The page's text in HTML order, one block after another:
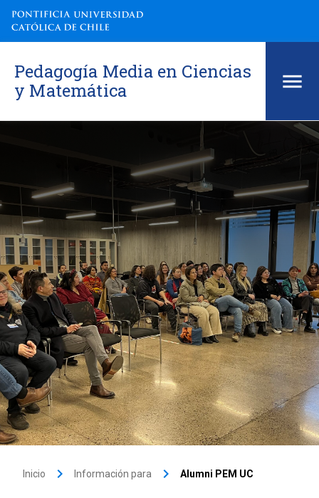
Pedagogía Media en Ciencias
y Matemática
Inicio keyboard_arrow_right Información para keyboard_arrow_right Alumni PEM UC